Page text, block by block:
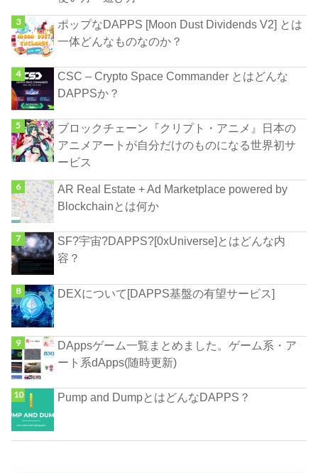
ポップなDAPPS [Moon Dust Dividends V2] とは
一体どんなものなのか？
CSC – Crypto Space Commander とはどんな
DAPPSか？
ブロックチェーン『クリプト・アニメ』日本の
アニメアートが自分だけのものになる世界初サ
ービス
AR Real Estate + Ad Marketplace powered by
Blockchainとは何か
SF?宇宙?DAPPS?[0xUniverse]とはどんな内
容？
DEXについて[DAPPS基盤の有望サービス]
DAppsゲーム一覧まとめました。ゲーム系・ア
ート系dApps(随時更新)
Pump and DumpとはどんなDAPPS？